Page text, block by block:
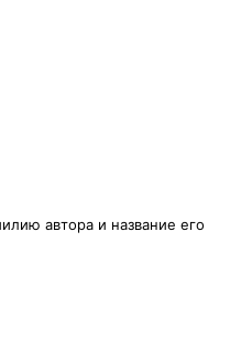
автора и название его